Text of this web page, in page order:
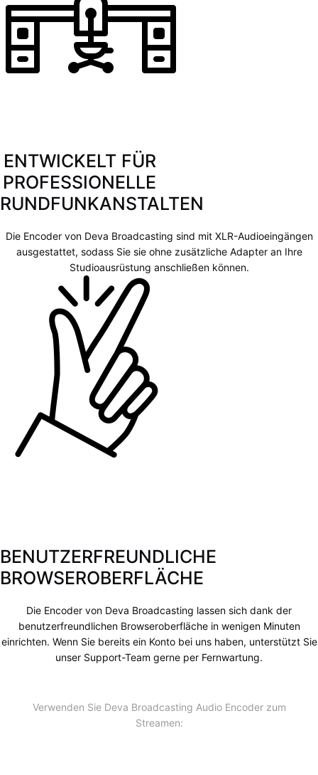
ENTWICKELT FÜR
PROFESSIONELLE
RUNDFUNKANSTALTEN
Die Encoder von Deva Broadcasting sind mit XLR-Audioeingängen
ausgestattet, sodass Sie sie ohne zusätzliche Adapter an Ihre
Studioausrüstung anschließen können.
BENUTZERFREUNDLICHE
BROWSEROBERFLÄCHE
Die Encoder von Deva Broadcasting lassen sich dank der
benutzerfreundlichen Browseroberfläche in wenigen Minuten
einrichten. Wenn Sie bereits ein Konto bei uns haben, unterstützt Sie
unser Support-Team gerne per Fernwartung.
Verwenden Sie Deva Broadcasting Audio Encoder zum
Streamen: